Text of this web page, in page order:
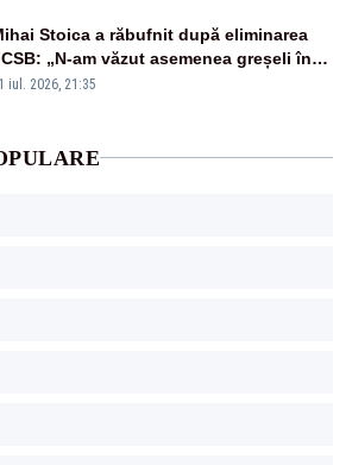
Stoica a răbufnit după eliminarea
„N-am văzut asemenea greșeli în
de meciuri europene”
iul. 2026, 21:35